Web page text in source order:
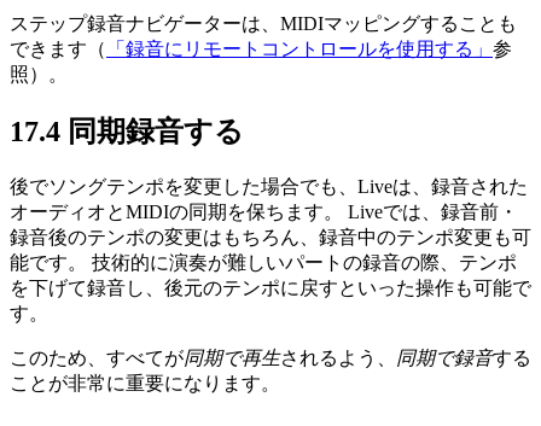
ステップ録音ナビゲーターは、MIDIマッピングすることも
できます（
「録音にリモートコントロールを使用する」 参
照）。
17.4 同期録音する
後でソングテンポを変更した場合でも、Liveは、録音された
オーディオとMIDIの同期を保ちます。 Liveでは、録音前・
録音後のテンポの変更はもちろん、録音中のテンポ変更も可
能です。 技術的に演奏が難しいパートの録音の際、テンポ
を下げて録音し、後元のテンポに戻すといった操作も可能で
す。
このため、すべてが同期で再生されるよう、 同期で録音する
ことが非常に重要になります。